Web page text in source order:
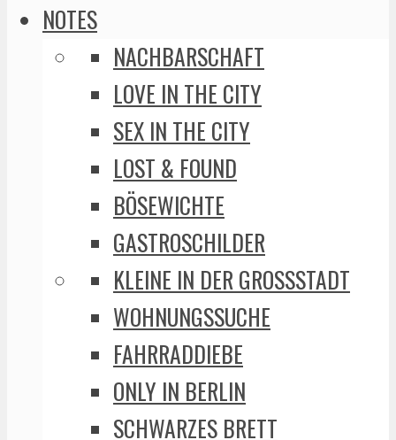
NOTES
NACHBARSCHAFT
LOVE IN THE CITY
SEX IN THE CITY
LOST & FOUND
BÖSEWICHTE
GASTROSCHILDER
KLEINE IN DER GROSSSTADT
WOHNUNGSSUCHE
FAHRRADDIEBE
ONLY IN BERLIN
SCHWARZES BRETT